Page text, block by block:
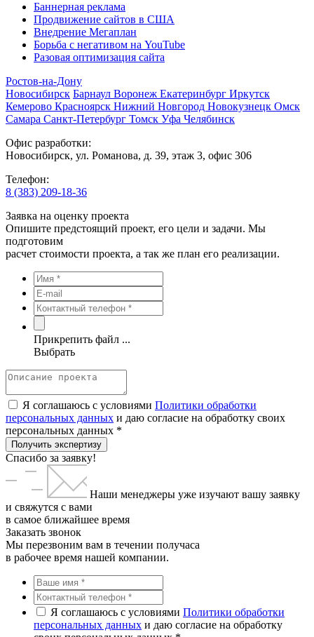
Баннерная реклама
Продвижение сайтов в США
Внедрение Мегаплан
Борьба с негативом на YouTube
Разовая оптимизация сайта
Ростов-на-Дону
Новосибирск Барнаул Воронеж Екатеринбург Иркутск
Кемерово Красноярск Нижний Новгород Новокузнецк Омск
Самара Санкт-Петербург Томск Уфа Челябинск
Офис разработки:
Новосибирск, ул. Романова, д. 39, этаж 3, офис 306
Телефон:
8 (383) 209-18-36
Заявка на оценку проекта
Опишите предстоящий проект, его цели и задачи. Мы
подготовим
расчет стоимости проекта, а так же план его реализации.
Прикрепить файл ...
Выбрать
Я соглашаюсь с условиями Политики обработки
персональных данных и даю согласие на обработку своих
персональных данных *
Получить экспертизу
Спасибо за заявку!
Наши менеджеры уже изучают вашу заявку
и свяжутся с вами
в самое ближайшее время
Заказать звонок
Мы перезвоним вам в течении получаса
в рабочее время нашей компании.
Я соглашаюсь с условиями Политики обработки
персональных данных и даю согласие на обработку